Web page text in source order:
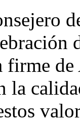
firme
la